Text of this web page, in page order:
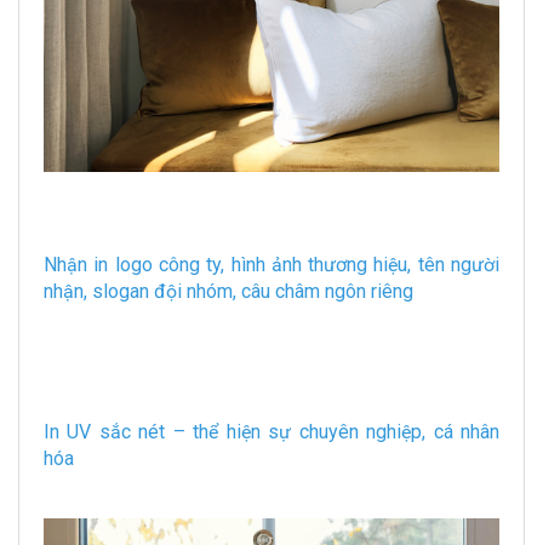
Nhận in logo công ty, hình ảnh thương hiệu, tên người
nhận, slogan đội nhóm, câu châm ngôn riêng
In UV sắc nét – thể hiện sự chuyên nghiệp, cá nhân
hóa